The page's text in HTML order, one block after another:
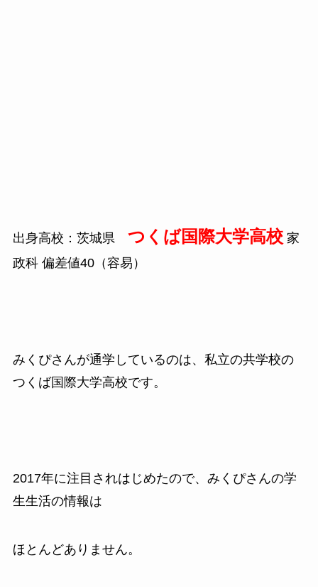
出身高校：茨城県 つくば国際大学高校家
政科 偏差値40（容易）
みくぴさんが通学しているのは、私立の共学校の
つくば国際大学高校です。
2017年に注目されはじめたので、みくぴさんの学
生生活の情報は
ほとんどありません。